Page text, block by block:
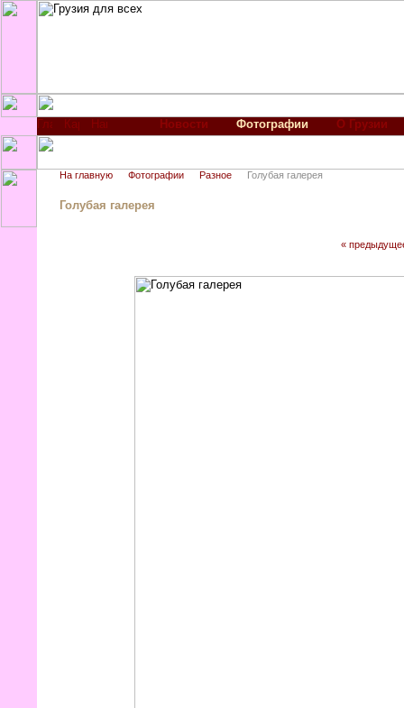
Новости Фотографии О Грузии
На главную Фотографии Разное Голубая галерея
Голубая галерея
«